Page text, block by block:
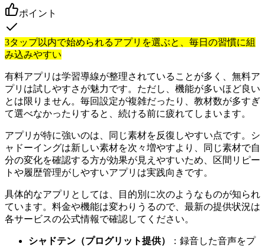
ポイント
3タップ以内で始められるアプリを選ぶと、毎日の習慣に組
み込みやすい
有料アプリは学習導線が整理されていることが多く、無料ア
プリは試しやすさが魅力です。ただし、機能が多いほど良い
とは限りません。毎回設定が複雑だったり、教材数が多すぎ
て選べなかったりすると、続ける前に疲れてしまいます。
アプリが特に強いのは、同じ素材を反復しやすい点です。シ
ャドーイングは新しい素材を次々増やすより、同じ素材で自
分の変化を確認する方が効果が見えやすいため、区間リピー
トや履歴管理がしやすいアプリは実践向きです。
具体的なアプリとしては、目的別に次のようなものが知られ
ています。料金や機能は変わりうるので、最新の提供状況は
各サービスの公式情報で確認してください。
シャドテン（プログリット提供）
：録音した音声をプ